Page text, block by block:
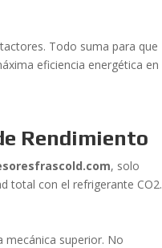
Todo suma para que
eficiencia energética en
Rendimiento
, solo
total con el refrigerante CO2.
mecánica superior. No